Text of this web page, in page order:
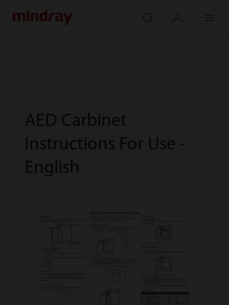
AED Carbinet
Instructions For Use -
English